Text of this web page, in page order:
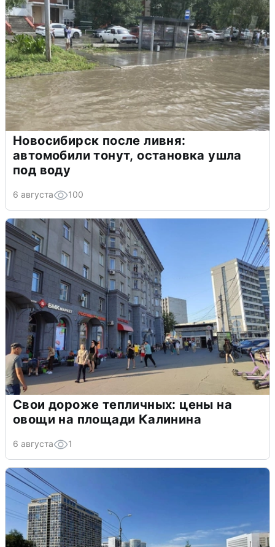
Новосибирск после ливня:
автомобили тонут, остановка ушла
под воду
6 августа 100
Свои дороже тепличных: цены на
овощи на площади Калинина
6 августа 1